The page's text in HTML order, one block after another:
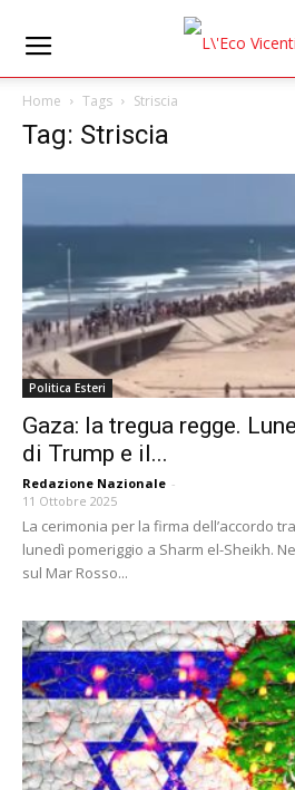
Home Tags Striscia
Tag: Striscia
Politica Esteri
Gaza: la tregua regge.
di Trump e il...
Redazione Nazionale -
11 Ottobre 2025
La cerimonia per la firma dell’accordo
lunedì pomeriggio a Sharm el-Sheikh.
sul Mar Rosso...